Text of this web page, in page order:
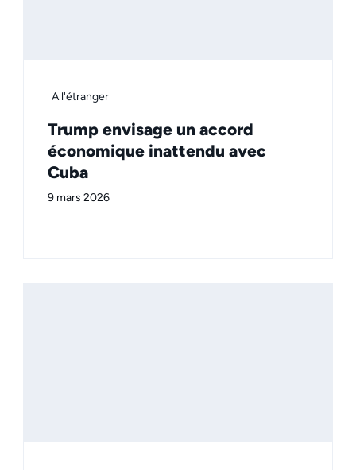
A l'étranger
Trump envisage un accord
économique inattendu avec
Cuba
9 mars 2026